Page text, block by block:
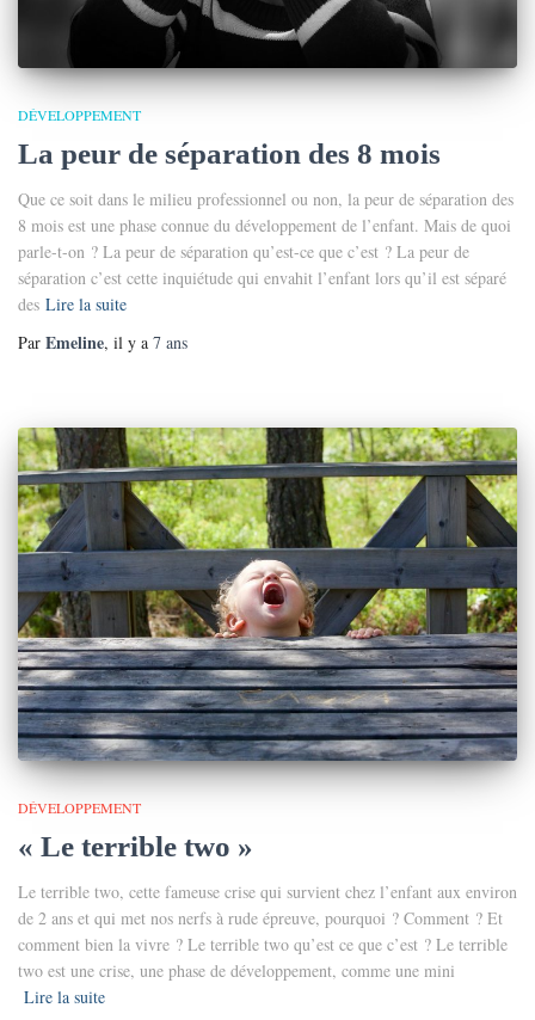
DÉVELOPPEMENT
La peur de séparation des 8 mois
Que ce soit dans le milieu professionnel ou non, la peur de séparation des
8 mois est une phase connue du développement de l’enfant. Mais de quoi
parle-t-on ? La peur de séparation qu’est-ce que c’est ? La peur de
séparation c’est cette inquiétude qui envahit l’enfant lors qu’il est séparé
des Lire la suite
Par Emeline, il y a 7 ans
DÉVELOPPEMENT
« Le terrible two »
Le terrible two, cette fameuse crise qui survient chez l’enfant aux environ
de 2 ans et qui met nos nerfs à rude épreuve, pourquoi ? Comment ? Et
comment bien la vivre ? Le terrible two qu’est ce que c’est ? Le terrible
two est une crise, une phase de développement, comme une mini
Lire la suite